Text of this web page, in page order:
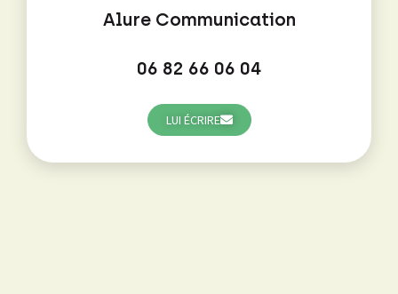
Alure Communication
06 82 66 06 04
LUI ÉCRIRE